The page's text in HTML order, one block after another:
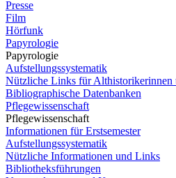
Presse
Film
Hörfunk
Papyrologie
Papyrologie
Aufstellungssystematik
Nützliche Links für Althistorikerinnen
Bibliographische Datenbanken
Pflegewissenschaft
Pflegewissenschaft
Informationen für Erstsemester
Aufstellungssystematik
Nützliche Informationen und Links
Bibliotheksführungen